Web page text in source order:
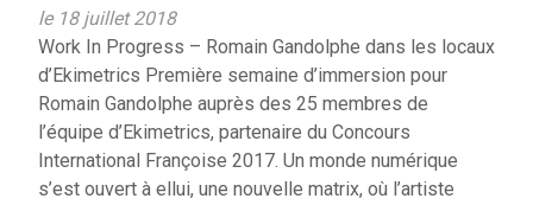
le 18 juillet 2018
Work In Progress – Romain Gandolphe dans les locaux
d’Ekimetrics Première semaine d’immersion pour
Romain Gandolphe auprès des 25 membres de
l’équipe d’Ekimetrics, partenaire du Concours
International Françoise 2017. Un monde numérique
s’est ouvert à ellui, une nouvelle matrix, où l’artiste